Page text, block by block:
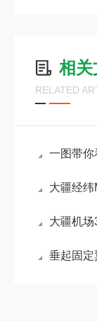
相关
RELATED
一图带你看
大疆经
大疆机场3
垂起固定